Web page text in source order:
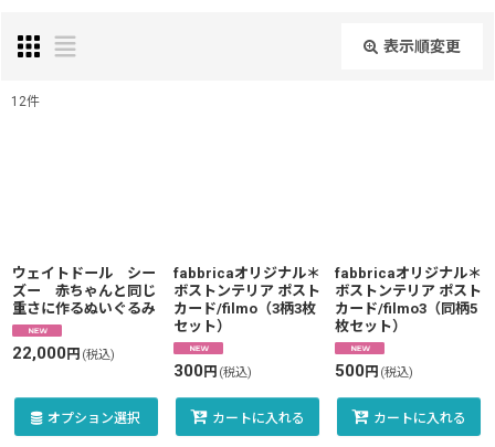
表示順変更
絞り込む
12件
ウェイトドール シー
ズー 赤ちゃんと同じ
重さに作るぬいぐるみ
22,000円 (税込)
オプション選択
fabbricaオリジナル＊
ボストンテリア ポスト
カード/filmo（3柄3枚
セット）
300円 (税込)
カートに入れる
fabbricaオリジナル＊
ボストンテリア ポスト
カード/filmo3（同柄5
枚セット）
500円 (税込)
カートに入れる